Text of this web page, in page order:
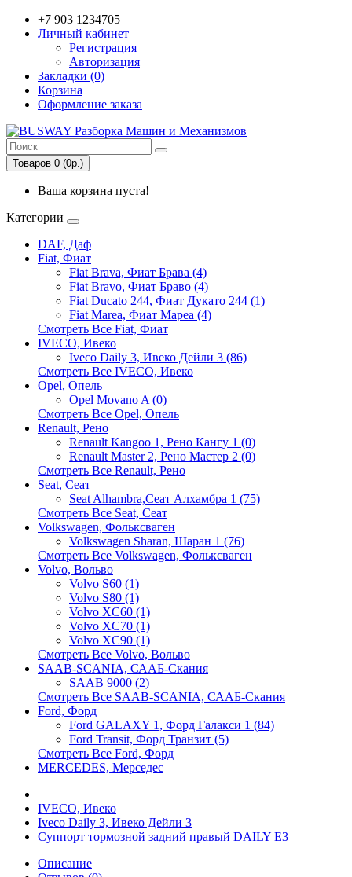
+7 903 1234705
Личный кабинет
Регистрация
Авторизация
Закладки (0)
Корзина
Оформление заказа
Товаров 0 (0р.)
Ваша корзина пуста!
Категории
DAF, Даф
Fiat, Фиат
Fiat Brava, Фиат Брава (4)
Fiat Bravo, Фиат Браво (4)
Fiat Ducato 244, Фиат Дукато 244 (1)
Fiat Marea, Фиат Мареа (4)
Смотреть Все Fiat, Фиат
IVECO, Ивеко
Iveco Daily 3, Ивеко Дейли 3 (86)
Смотреть Все IVECO, Ивеко
Opel, Опель
Opel Movano A (0)
Смотреть Все Opel, Опель
Renault, Рено
Renault Kangoo 1, Рено Кангу 1 (0)
Renault Master 2, Рено Мастер 2 (0)
Смотреть Все Renault, Рено
Seat, Сеат
Seat Alhambra,Сеат Алхамбра 1 (75)
Смотреть Все Seat, Сеат
Volkswagen, Фольксваген
Volkswagen Sharan, Шаран 1 (76)
Смотреть Все Volkswagen, Фольксваген
Volvo, Вольво
Volvo S60 (1)
Volvo S80 (1)
Volvo XC60 (1)
Volvo XC70 (1)
Volvo XC90 (1)
Смотреть Все Volvo, Вольво
SAAB-SCANIA, СААБ-Скания
SAAB 9000 (2)
Смотреть Все SAAB-SCANIA, СААБ-Скания
Ford, Форд
Ford GALAXY 1, Форд Галакси 1 (84)
Ford Transit, Форд Транзит (5)
Смотреть Все Ford, Форд
MERCEDES, Мерседес
IVECO, Ивеко
Iveco Daily 3, Ивеко Дейли 3
Суппорт тормозной задний правый DAILY E3
Описание